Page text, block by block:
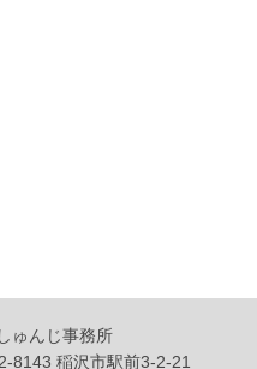
ゅんじ事務所
8143 稲沢市駅前3-2-21